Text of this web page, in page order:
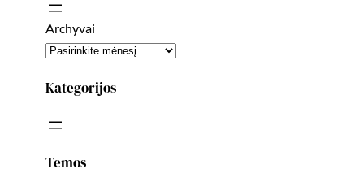
Archyvai
Kategorijos
Temos